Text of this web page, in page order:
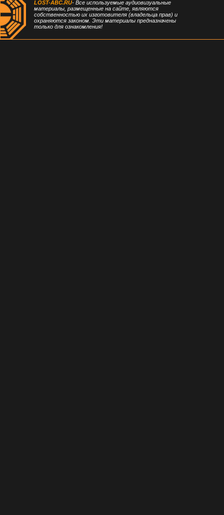
LOST-ABC.RU- Все используемые аудиовизуальные
материалы, размещенные на сайте, являются
собственностью их изготовителя (владельца прав) и
охраняются законом. Эти материалы предназначены
только для ознакомления!